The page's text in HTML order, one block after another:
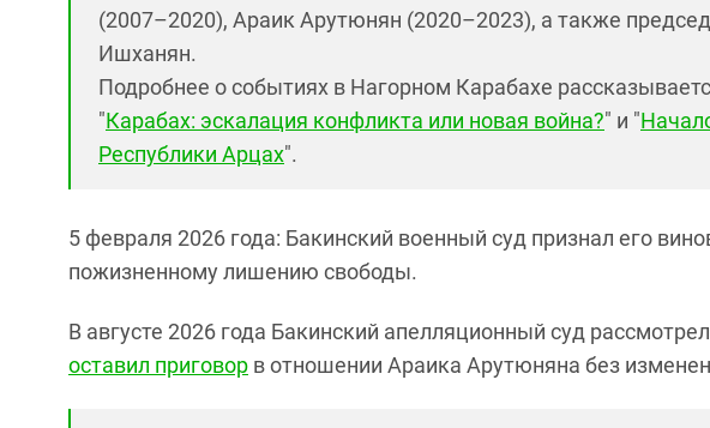
(2007–2020), Араик Арутюнян (2020–2023), а также
Ишханян.
Подробнее о событиях в Нагорном Карабахе
"Карабах: эскалация конфликта или новая война?" и "
Республики Арцах".
5 февраля 2026 года: Бакинский военный суд признал его
пожизненному лишению свободы.
В августе 2026 года Бакинский апелляционный суд
оставил приговор в отношении Араика Арутюняна без